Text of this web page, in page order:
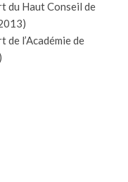
du Haut Conseil de
de l’Académie de